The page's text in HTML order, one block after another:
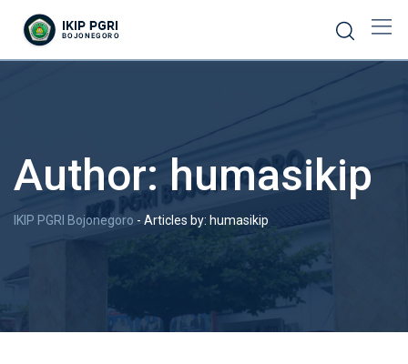
Author:humasikip
IKIP PGRI Bojonegoro - Articles by: humasikip